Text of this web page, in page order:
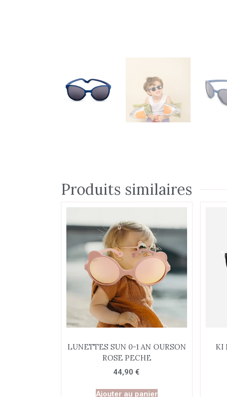
Produits similaires
LUNETTES SUN 0-1 AN OURSON
ROSE PECHE
44,90€
Ajouter au panier
KI